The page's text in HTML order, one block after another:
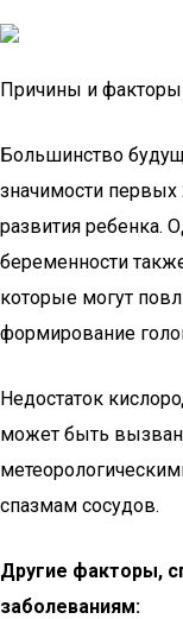
Причины и факторы
Большинство
значимости первых
развития ребенка.
беременности
которые могут
формирование
Недостаток
может быть
спазмам сосудов.
Другие факторы,
заболеваниям: